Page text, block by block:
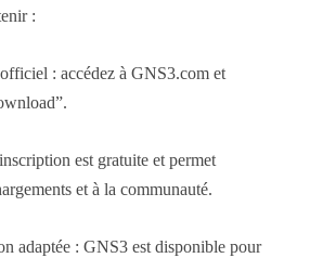
:
: accédez à GNS3.com et
est gratuite et permet
et à la communauté.
adaptée : GNS3 est disponible pour